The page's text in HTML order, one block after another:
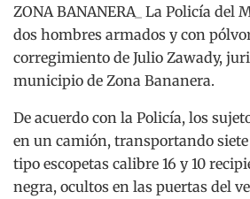
ZONA BANANERA_ La Policía del
dos hombres armados y con
corregimiento de Julio Zawady,
municipio de Zona Bananera.
De acuerdo con la Policía, los
en un camión, transportando
tipo escopetas calibre 16 y 10
negra, ocultos en las puertas del